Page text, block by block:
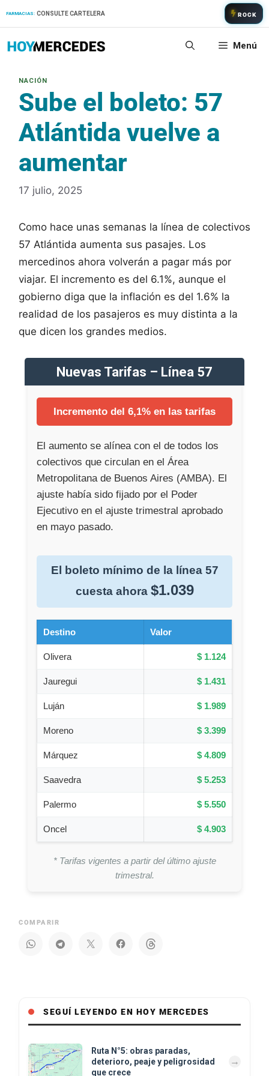
FARMACIAS: CONSULTE CARTELERA ROCK
Menú
Sube el boleto: 57
Atlántida vuelve a
aumentar
17 julio, 2025
Como hace unas semanas la línea de colectivos
57 Atlántida aumenta sus pasajes. Los
mercedinos ahora volverán a pagar más por
viajar. El incremento es del 6.1%, aunque el
gobierno diga que la inflación es del 1.6% la
realidad de los pasajeros es muy distinta a la
que dicen los grandes medios.
Nuevas Tarifas – Línea 57
Incremento del 6,1% en las tarifas
El aumento se alínea con el de todos los
colectivos que circulan en el Área
Metropolitana de Buenos Aires (AMBA). El
ajuste había sido fijado por el Poder
Ejecutivo en el ajuste trimestral aprobado
en mayo pasado.
El boleto mínimo de la línea 57
cuesta ahora $1.039
Destino Valor
Olivera $ 1.124
Jauregui $ 1.431
Luján $ 1.989
Moreno $ 3.399
Márquez $ 4.809
Saavedra $ 5.253
Palermo $ 5.550
Oncel $ 4.903
* Tarifas vigentes a partir del último ajuste
trimestral.
COMPARIR
SEGUÍ LEYENDO EN HOY MERCEDES
Ruta N°5: obras paradas,
deterioro, peaje y peligrosidad
que crece